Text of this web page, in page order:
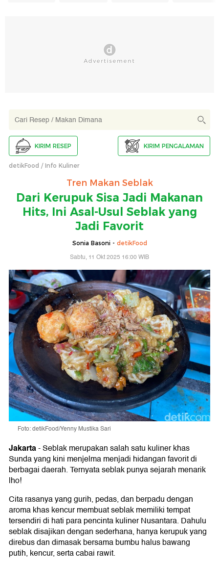
KIRIM RESEP KIRIM PENGALAMAN
detikFood Info Kuliner
Tren Makan Seblak
Dari Kerupuk Sisa Jadi Makanan
Hits, Ini Asal-Usul Seblak yang
Jadi Favorit
Sonia Basoni - detikFood
Sabtu, 11 Okt 2025 16:00 WIB
Foto: detikFood/Yenny Mustika Sari
Jakarta-Seblak merupakan salah satu kuliner khas
Sunda yang kini menjelma menjadi hidangan favorit di
berbagai daerah. Ternyata seblak punya sejarah menarik
lho!
Cita rasanya yang gurih, pedas, dan berpadu dengan
aroma khas kencur membuat seblak memiliki tempat
tersendiri di hati para pencinta kuliner Nusantara. Dahulu
seblak disajikan dengan sederhana, hanya kerupuk yang
direbus dan dimasak bersama bumbu halus bawang
putih, kencur, serta cabai rawit.